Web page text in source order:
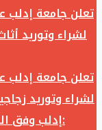
تعلن جامعة إدلب
لشراء وتوريد
تعلن جامعة إدلب
لشراء وتوريد
إدلب وفق الكميات والمواصفات المحددة أدناه: